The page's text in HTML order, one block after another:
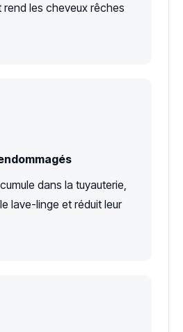
les cheveux rêches
dans la tuyauterie,
lave-linge et réduit leur